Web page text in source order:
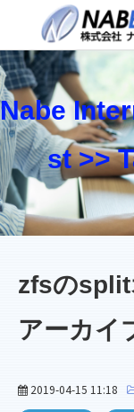
Nabe
st >>
zfsのsplit
アーカイ
2019-04-15 11:18